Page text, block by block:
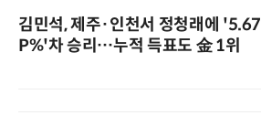
김민석, 제주·인천서 정청래에 '5.67
P%'차 승리…누적 득표도 金 1위